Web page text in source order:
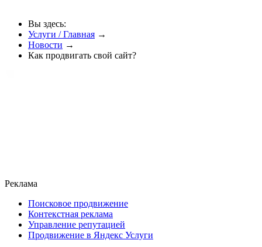
Вы здесь:
Услуги / Главная →
Новости →
Как продвигать свой сайт?
Реклама
Поисковое продвижение
Контекстная реклама
Управление репутацией
Продвижение в Яндекс Услуги